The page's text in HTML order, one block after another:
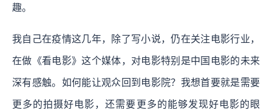
趣。
我自己在疫情这几年，除了写小说，仍在关注电影行业，
在做《看电影》这个媒体，对电影特别是中国电影的未来
深有感触。如何能让观众回到电影院？我想首要就是需要
更多的拍摄好电影，还需要更多的能够发现好电影的眼